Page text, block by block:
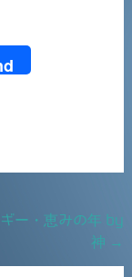
ー・恵みの年 by
神 →